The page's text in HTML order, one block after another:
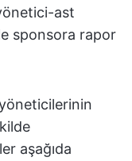
ast
sponsora rapor
aşağıda